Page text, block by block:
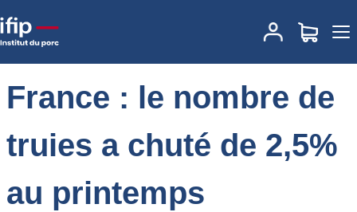
Accueil
France : le nombre de truies a chuté de 2,5% au
printemps
France : le nombre de
truies a chuté de 2,5%
au printemps